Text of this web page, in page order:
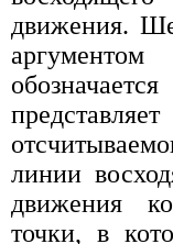
движения.
линии
движения
точки, в